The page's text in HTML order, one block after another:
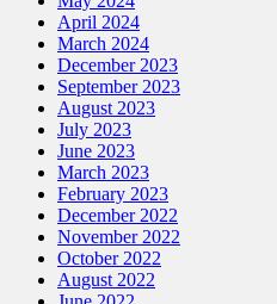
April 2024
March 2024
December 2023
September 2023
August 2023
July 2023
June 2023
March 2023
February 2023
December 2022
November 2022
October 2022
August 2022